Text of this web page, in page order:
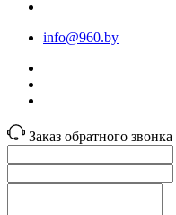
info@960.by
Заказ обратного звонка